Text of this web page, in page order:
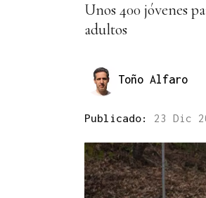
Unos 400 jóvenes
adultos
Toño Alfaro
Publicado: 23 Dic